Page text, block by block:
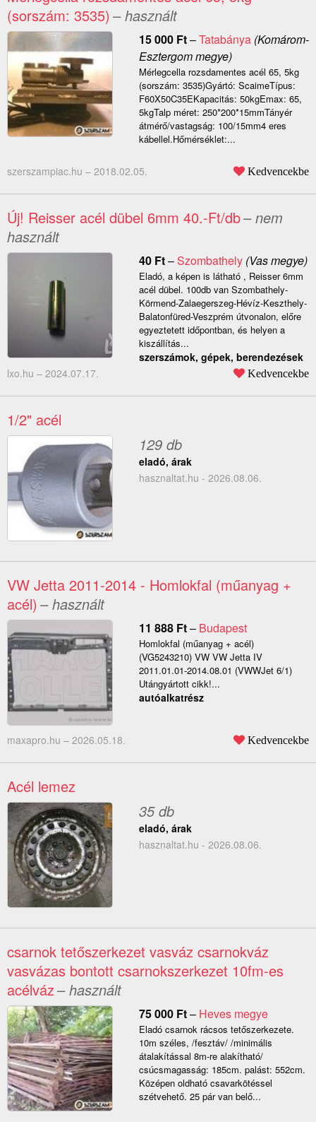
(sorszám: 3535) – használt
15 000 Ft–Tatabánya(Komárom-
Esztergom megye)
Mérlegcella rozsdamentes acél 65, 5kg
(sorszám: 3535)Gyártó: ScaimeTípus:
F60X50C35EKapacitás: 50kgEmax: 65,
5kgTalp méret: 250*200*15mmTányér
átmérő/vastagság: 100/15mm4 eres
kábellel.Hőmérséklet:...
szerszampiac.hu – 2018.02.05. Kedvencekbe
Új! Reisser acél dübel 6mm 40.-Ft/db– nem
használt
40 Ft–Szombathely(Vas megye)
Eladó, a képen is látható , Reisser 6mm
acél dübel. 100db van Szombathely-
Körmend-Zalaegerszeg-Hévíz-Keszthely-
Balatonfüred-Veszprém útvonalon, előre
egyeztetett időpontban, és helyen a
kiszállítás...
szerszámok, gépek, berendezések
lxo.hu – 2024.07.17. Kedvencekbe
1/2" acél
129 db
eladó, árak
hasznaltat.hu - 2026.08.06.
VW Jetta 2011-2014 - Homlokfal (műanyag +
acél) – használt
11 888 Ft– Budapest
Homlokfal (műanyag + acél)
(VG5243210) VW VW Jetta IV
2011.01.01-2014.08.01 (VWWJet 6/1)
Utángyártott cikk!...
autóalkatrész
maxapro.hu – 2026.05.18. Kedvencekbe
Acél lemez
35 db
eladó, árak
hasznaltat.hu - 2026.08.06.
csarnok tetőszerkezet vasváz csarnokváz
vasvázas bontott csarnokszerkezet 10fm-es
acélváz– használt
75 000 Ft– Heves megye
Eladó csarnok rácsos tetőszerkezete.
10m széles, /fesztáv/ /minimális
átalakítással 8m-re alakítható/
csúcsmagasság: 185cm. palást: 552cm.
Középen oldható csavarkötéssel
szétvehető. 25 pár van belő...